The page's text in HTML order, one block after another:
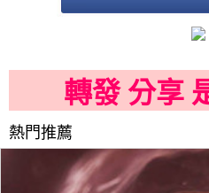
轉發 分享
熱門推薦